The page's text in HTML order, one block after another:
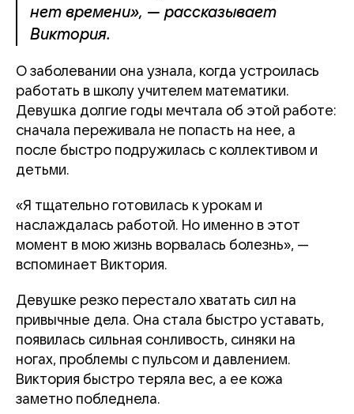
нет времени», — рассказывает
Виктория.
О заболевании она узнала, когда устроилась
работать в школу учителем математики.
Девушка долгие годы мечтала об этой работе:
сначала переживала не попасть на нее, а
после быстро подружилась с коллективом и
детьми.
«Я тщательно готовилась к урокам и
наслаждалась работой. Но именно в этот
момент в мою жизнь ворвалась болезнь», —
вспоминает Виктория.
Девушке резко перестало хватать сил на
привычные дела. Она стала быстро уставать,
появилась сильная сонливость, синяки на
ногах, проблемы с пульсом и давлением.
Виктория быстро теряла вес, а ее кожа
заметно побледнела.